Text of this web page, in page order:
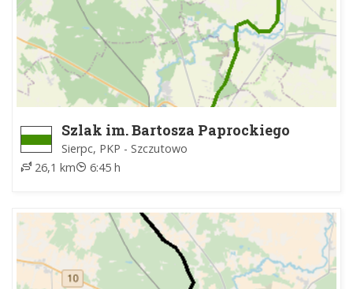
Szlak im. Bartosza Paprockiego
Sierpc, PKP - Szczutowo
26,1 km
6:45 h